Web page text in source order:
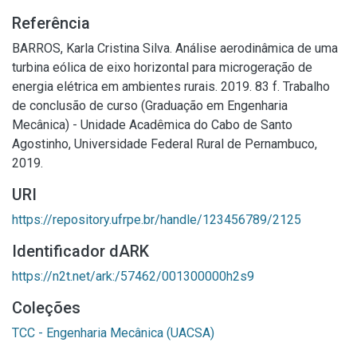
Referência
BARROS, Karla Cristina Silva. Análise aerodinâmica de uma
turbina eólica de eixo horizontal para microgeração de
energia elétrica em ambientes rurais. 2019. 83 f. Trabalho
de conclusão de curso (Graduação em Engenharia
Mecânica) - Unidade Acadêmica do Cabo de Santo
Agostinho, Universidade Federal Rural de Pernambuco,
2019.
URI
https://repository.ufrpe.br/handle/123456789/2125
Identificador dARK
https://n2t.net/ark:/57462/001300000h2s9
Coleções
TCC - Engenharia Mecânica (UACSA)